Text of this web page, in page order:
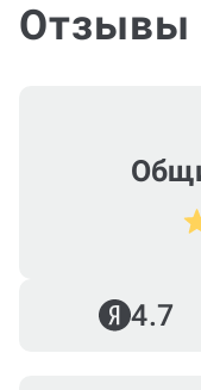
Отзывы
4.7